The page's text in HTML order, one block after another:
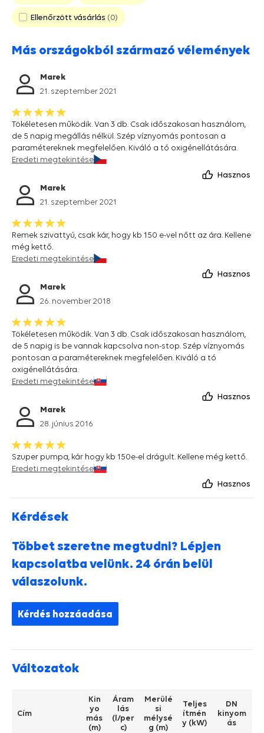
Ellenőrzött vásárlás 0
Más országokból származó vélemények
Marek
21. szeptember 2021
Tökéletesen működik. Van 3 db. Csak időszakosan használom,
de 5 napig megállás nélkül. Szép víznyomás pontosan a
paramétereknek megfelelően. Kiváló a tó oxigénellátására.
Eredeti megtekintése
Hasznos
Marek
21. szeptember 2021
Remek szivattyú, csak kár, hogy kb 150 e-vel nőtt az ára. Kellene
még kettő.
Eredeti megtekintése
Hasznos
Marek
26. november 2018
Tökéletesen működik. Van 3 db. Csak időszakosan használom,
de 5 napig is be vannak kapcsolva non-stop. Szép víznyomás
pontosan a paramétereknek megfelelően. Kiváló a tó
oxigénellátására.
Eredeti megtekintése
Hasznos
Marek
28. június 2016
Szuper pumpa, kár hogy kb 150e-el drágult. Kellene még kettő.
Eredeti megtekintése
Hasznos
Kérdések
Többet szeretne megtudni? Lépjen
kapcsolatba velünk. 24 órán belül
válaszolunk.
Kérdés hozzáadása
Változatok
Cím
Kin
yo
más
(m)
Áram
lás
(l/per
c)
Merülé
si
mélysé
g (m)
Teljes
ítmén
y (kW)
DN
kinyom
ás